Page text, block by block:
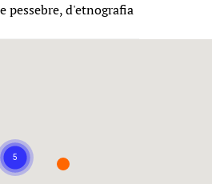
pessebre, d'etnografia